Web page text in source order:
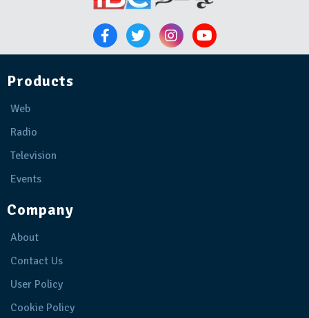
Products
Web
Radio
Television
Events
Company
About
Contact Us
User Policy
Cookie Policy